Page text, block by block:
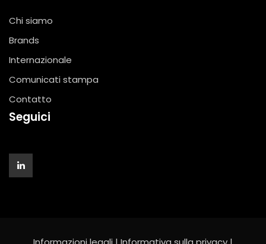
Chi siamo
Brands
Internazionale
Comunicati stampa
Contatto
Seguici